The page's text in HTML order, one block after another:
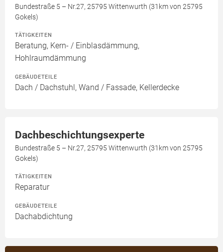
Bundestraße 5 – Nr.27, 25795 Wittenwurth (31km von 25795
Gokels)
TÄTIGKEITEN
Beratung, Kern- / Einblasdämmung,
Hohlraumdämmung
GEBÄUDETEILE
Dach / Dachstuhl, Wand / Fassade, Kellerdecke
Dachbeschichtungsexperte
Bundestraße 5 – Nr.27, 25795 Wittenwurth (31km von 25795
Gokels)
TÄTIGKEITEN
Reparatur
GEBÄUDETEILE
Dachabdichtung